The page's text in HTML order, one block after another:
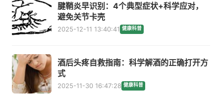
腱鞘炎早识别：4个典型症状+科学应对，
避免关节卡壳
2025-12-11 13:40:41 健康科普
酒后头疼自救指南：科学解酒的正确打开方
式
2025-11-30 16:47:28 健康科普